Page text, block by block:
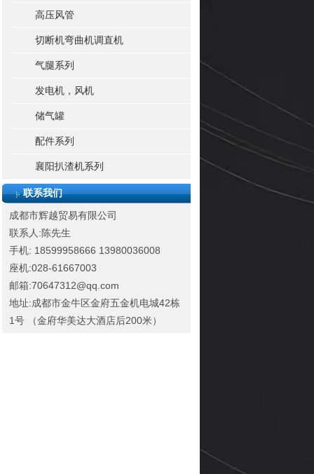
高压风管
切断机弯曲机调直机
气腿系列
发电机，风机
储气罐
配件系列
襄阳扒渣机系列
联系我们
成都市辉越贸易有限公司
联系人:陈先生
手机: 18599958666 13980036008
座机:028-61667003
邮箱:70647312@qq.com
地址:成都市金牛区金府五金机电城42栋
1号 （金府华美达大酒店后200米）